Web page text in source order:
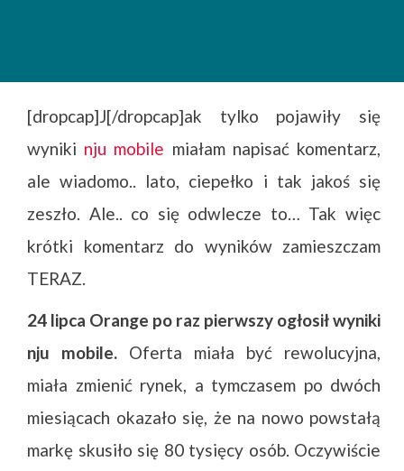
[dropcap]J[/dropcap]ak tylko pojawiły się
wyniki nju mobile miałam napisać komentarz,
ale wiadomo.. lato, ciepełko i tak jakoś się
zeszło. Ale.. co się odwlecze to… Tak więc
krótki komentarz do wyników zamieszczam
TERAZ.
24 lipca Orange po raz pierwszy ogłosił wyniki
nju mobile. Oferta miała być rewolucyjna,
miała zmienić rynek, a tymczasem po dwóch
miesiącach okazało się, że na nowo powstałą
markę skusiło się 80 tysięcy osób. Oczywiście